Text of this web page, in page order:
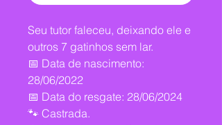
Seu tutor faleceu, deixando ele e
outros 7 gatinhos sem lar.
📅 Data de nascimento:
28/06/2022
📅 Data do resgate: 28/06/2024
🐾 Castrada.